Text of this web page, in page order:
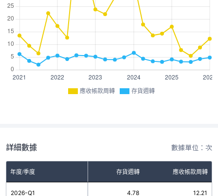
應收帳款周轉 存貨週轉
詳細數據 數據單位：次
年度/季度 存貨週轉 應收帳款周轉
2026-Q1 4.78 12.21